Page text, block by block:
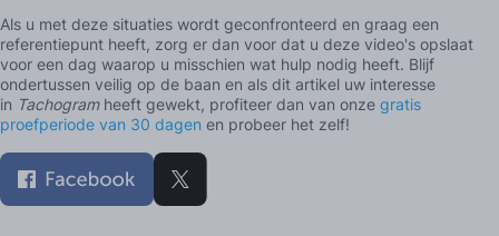
Als u met deze situaties wordt geconfronteerd en graag een
referentiepunt heeft, zorg er dan voor dat u deze video's opslaat
voor een dag waarop u misschien wat hulp nodig heeft. Blijf
ondertussen veilig op de baan en als dit artikel uw interesse
in Tachogramheeft gewekt, profiteer dan van onze gratis
proefperiode van 30 dagen en probeer het zelf!